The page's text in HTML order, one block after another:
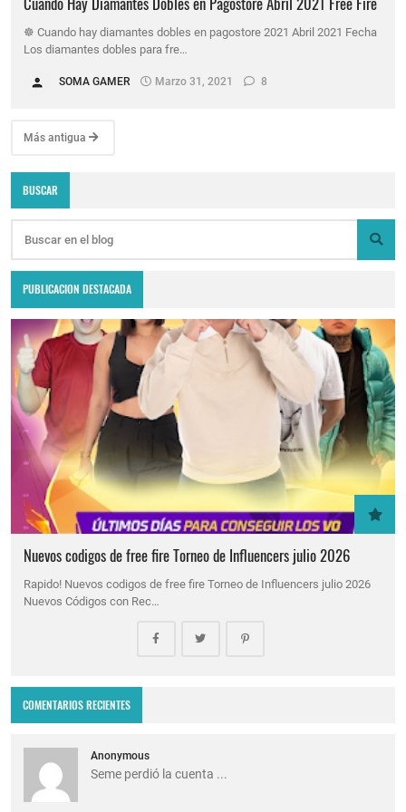
☸️ Cuando hay diamantes dobles en pagostore 2021 Abril 2021 Fecha
Los diamantes dobles para fre…
SOMA GAMER Marzo 31, 2021 8
Más antigua
BUSCAR
PUBLICACION DESTACADA
Nuevos codigos de free fire Torneo de Influencers julio 2026
Rapido! Nuevos codigos de free fire Torneo de Influencers julio 2026
Nuevos Códigos con Rec…
COMENTARIOS RECIENTES
Anonymous
Seme perdió la cuenta ...